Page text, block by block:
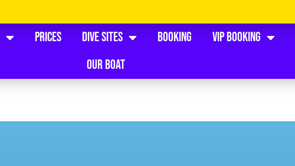
Prices Dive Sites Booking VIP Booking
Our Boat